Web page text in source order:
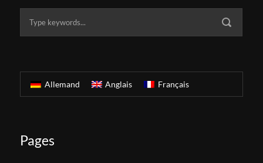
Allemand Anglais Français
Pages